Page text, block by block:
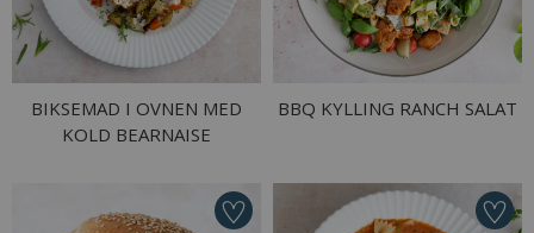
BIKSEMAD I OVNEN MED
KOLD BEARNAISE
BBQ KYLLING RANCH SALAT